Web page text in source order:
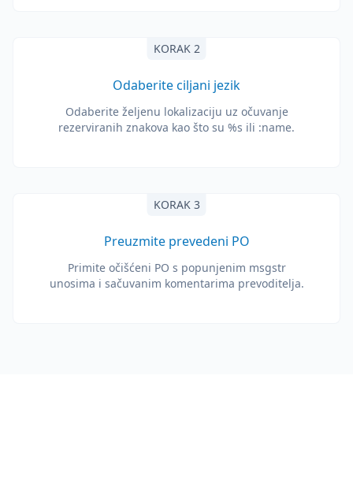
KORAK 2
Odaberite ciljani jezik
Odaberite željenu lokalizaciju uz očuvanje
rezerviranih znakova kao što su %s ili :name.
KORAK 3
Preuzmite prevedeni PO
Primite očišćeni PO s popunjenim msgstr
unosima i sačuvanim komentarima prevoditelja.